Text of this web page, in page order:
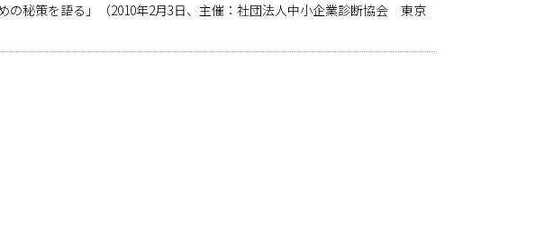
秘策を語る」（2010年2月3日、主催：社団法人中小企業診断協会 東京